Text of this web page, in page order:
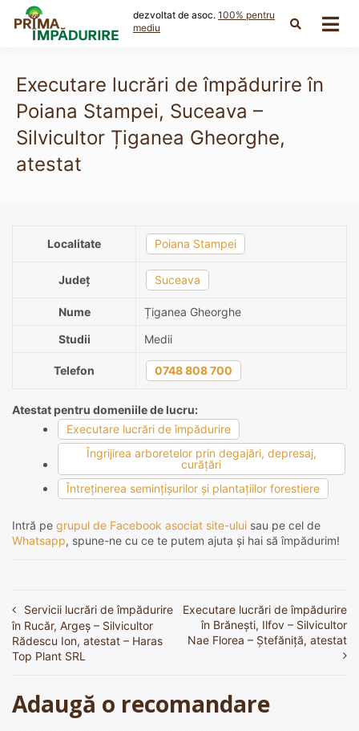
content
dezvoltat de asoc. 100% pentru
mediu
Executare lucrări de împădurire în
Poiana Stampei, Suceava –
Silvicultor Țiganea Gheorghe,
atestat
Localitate Poiana Stampei
Județ Suceava
Nume
Țiganea Gheorghe
Studii
Medii
Telefon 0748 808 700
Atestat pentru domeniile de lucru:
Executare lucrări de împădurire
Îngrijirea arboretelor prin degajări, depresaj,
curăţări
Întreţinerea seminţişurilor şi plantaţiilor forestiere
Intră pe grupul de Facebook asociat site-ului sau pe cel de
Whatsapp, spune-ne cu ce te putem ajuta și hai să împădurim!
Navigare
în
articole
Servicii lucrări de împădurire
în Rucăr, Argeș – Silvicultor
Rădescu Ion, atestat – Haras
Top Plant SRL
Executare lucrări de împădurire
în Brănești, Ilfov – Silvicultor
Nae Florea – Ștefăniță, atestat
Adaugă o recomandare